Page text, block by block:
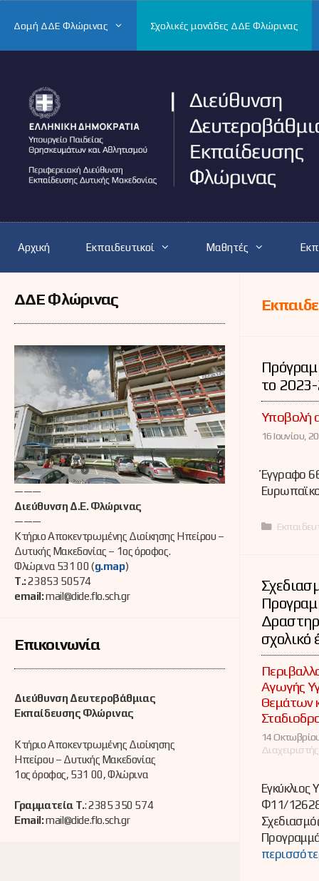
Δομή ΔΔΕ Φλώρινας Σχολικές μονάδες ΔΔΕ Φλώρινας
Αρχική Εκπαιδευτικοί Μαθητές
το
Υποβολή
16 Ιουνίου,
Έγγραφο
σχολικό
Αγωγής
Θεμάτων
14
Εγκύκλιος
Φ11/
ΔΔΕ Φλώρινας
———
Διεύθυνση Δ.Ε. Φλώρινας
———
Κτήριο Αποκεντρωμένης Διοίκησης Ηπείρου –
Δυτικής Μακεδονίας – 1ος όροφος.
Φλώρινα 531 00 (g.map)
Τ.:23853 50574
email:mail@dide.flo.sch.gr
Επικοινωνία
Διεύθυνση Δευτεροβάθμιας
Εκπαίδευσης Φλώρινας
Κτήριο Αποκεντρωμένης Διοίκησης
Ηπείρου – Δυτικής Μακεδονίας
1ος όροφος, 531 00, Φλώρινα
Γραμματεία Τ.: 2385 350 574
Email:mail@dide.flo.sch.gr